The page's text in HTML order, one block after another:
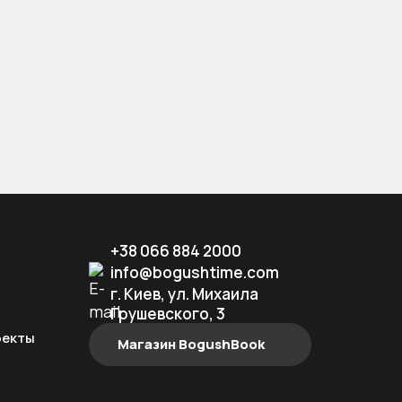
работу, а изменить сам подход к
+38 066 884 2000
info@bogushtime.com
г. Киев, ул. Михаила
Грушевского, 3
Магазин BogushBook